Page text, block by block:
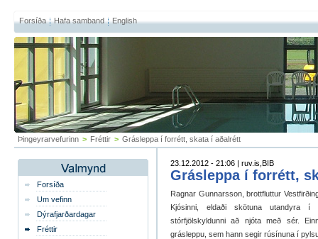
Forsíða Hafa samband English
Þingeyrarvefurinn > Fréttir > Grásleppa í forrétt, skata í aðalrétt
Forsíða
Um vefinn
Dýrafjarðardagar
Fréttir
23.12.2012 - 21:06 | ruv.is,BIB
Grásleppa í forrétt,
Ragnar Gunnarsson, brottfluttur
Kjósinni, eldaði skötuna utandyra
stórfjölskyldunni að njóta með sér.
grásleppu, sem hann segir rúsínuna í